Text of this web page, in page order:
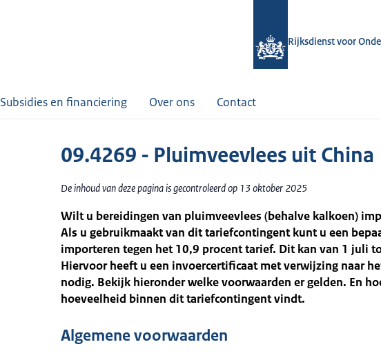
Rijksdienst voor
Subsidies en financiering Over ons Contact
09.4269 - Pluimveevlees uit China
De inhoud van deze pagina is gecontroleerd op 13 oktober 2025
Wilt u bereidingen van pluimveevlees (behalve kalkoen)
Als u gebruikmaakt van dit tariefcontingent kunt u een
importeren tegen het 10,9 procent tarief. Dit kan van 1 juli
Hiervoor heeft u een invoercertificaat met verwijzing naar
nodig. Bekijk hieronder welke voorwaarden er gelden. En
hoeveelheid binnen dit tariefcontingent vindt.
Algemene voorwaarden